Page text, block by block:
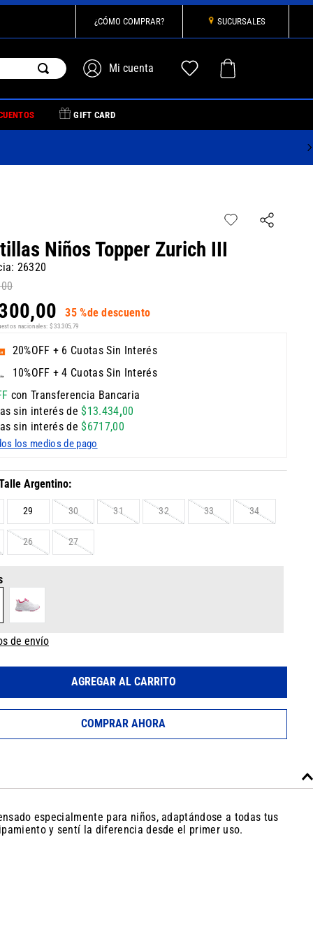
¿CÓMO COMPRAR? SUCURSALES
GIFT CARD
Niños Topper Zurich III
: 26320
00
,00 35 %de descuento
nacionales: $ 33.305 79
20%OFF + 6 Cuotas Sin Interés
10%OFF + 4 Cuotas Sin Interés
con Transferencia Bancaria
sin interés de$13.434,00
sin interés de$6717,00
los medios de pago
29 30 31 32 33 34
26 27
de envío
AGREGAR AL CARRITO
COMPRAR AHORA
especialmente para niños, adaptándose a todas tus
y sentí la diferencia desde el primer uso.